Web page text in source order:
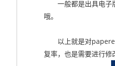
一般都是出具电子版
哦。
以上就是对paperera
复率，也是需要进行修